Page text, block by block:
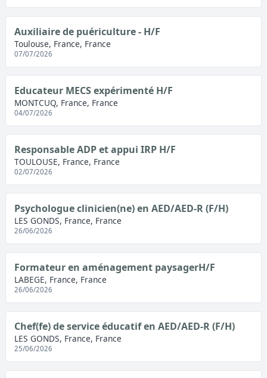
Auxiliaire de puériculture - H/F
Toulouse, France, France
07/07/2026
Educateur MECS expérimenté H/F
MONTCUQ, France, France
04/07/2026
Responsable ADP et appui IRP H/F
TOULOUSE, France, France
02/07/2026
Psychologue clinicien(ne) en AED/AED-R (F/H)
LES GONDS, France, France
26/06/2026
Formateur en aménagement paysagerH/F
LABEGE, France, France
26/06/2026
Chef(fe) de service éducatif en AED/AED-R (F/H)
LES GONDS, France, France
25/06/2026